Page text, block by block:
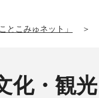
とこみゅネット」 ＞
化・観